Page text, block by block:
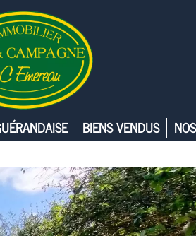
BIENS VENDUS